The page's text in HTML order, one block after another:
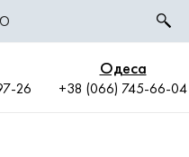
26
Одеса
+38 (066) 745-66-04